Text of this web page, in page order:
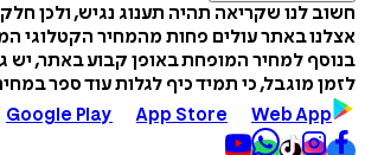
חשוב לנו שקריאה תהיה תענוג נגיש, ולכן
אצלנו באתר עולים פחות מהמחיר הקטלוגי
בנוסף למחיר המופחת באופן קבוע באתר, יש
לזמן מוגבל, כי תמיד כיף לגלות עוד ספר
Google Play
App Store Web App